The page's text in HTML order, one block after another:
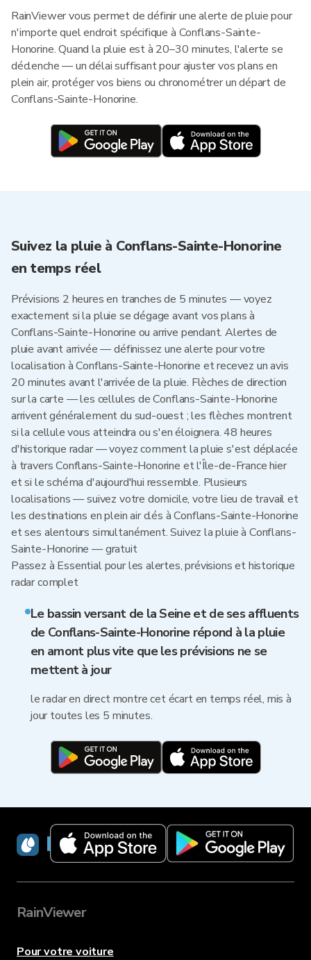
RainViewer vous permet de définir une alerte de pluie pour
n'importe quel endroit spécifique à Conflans-Sainte-
Honorine. Quand la pluie est à 20–30 minutes, l'alerte se
déclenche — un délai suffisant pour ajuster vos plans en
plein air, protéger vos biens ou chronométrer un départ de
Conflans-Sainte-Honorine.
Suivez la pluie à Conflans-Sainte-Honorine
en temps réel
Prévisions 2 heures en tranches de 5 minutes — voyez
exactement si la pluie se dégage avant vos plans à
Conflans-Sainte-Honorine ou arrive pendant. Alertes de
pluie avant arrivée — définissez une alerte pour votre
localisation à Conflans-Sainte-Honorine et recevez un avis
20 minutes avant l'arrivée de la pluie. Flèches de direction
sur la carte — les cellules de Conflans-Sainte-Honorine
arrivent généralement du sud-ouest ; les flèches montrent
si la cellule vous atteindra ou s'en éloignera. 48 heures
d'historique radar — voyez comment la pluie s'est déplacée
à travers Conflans-Sainte-Honorine et l'Île-de-France hier
et si le schéma d'aujourd'hui ressemble. Plusieurs
localisations — suivez votre domicile, votre lieu de travail et
les destinations en plein air clés à Conflans-Sainte-Honorine
et ses alentours simultanément. Suivez la pluie à Conflans-
Sainte-Honorine — gratuit
Passez à Essential pour les alertes, prévisions et historique
radar complet
Le bassin versant de la Seine et de ses affluents
de Conflans-Sainte-Honorine répond à la pluie
en amont plus vite que les prévisions ne se
mettent à jour
le radar en direct montre cet écart en temps réel, mis à
jour toutes les 5 minutes.
RainViewer
RainViewer
Pour votre voiture